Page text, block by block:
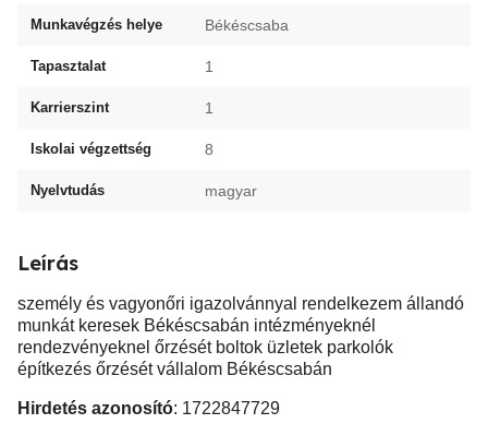
Munkavégzés helye Békéscsaba
Tapasztalat 1
Karrierszint 1
Iskolai végzettség 8
Nyelvtudás magyar
Leírás
személy és vagyonőri igazolvánnyal rendelkezem állandó
munkát keresek Békéscsabán intézményeknél
rendezvényeknel őrzését boltok üzletek parkolók
építkezés őrzését vállalom Békéscsabán
Hirdetés azonosító: 1722847729